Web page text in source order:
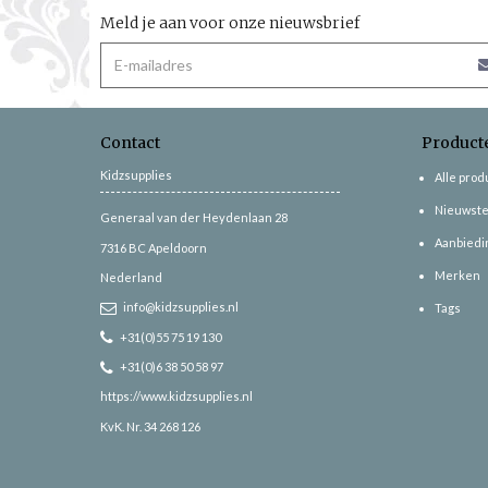
Meld je aan voor onze nieuwsbrief
Contact
Kidzsupplies
Generaal van der Heydenlaan 28
7316 BC Apeldoorn
Nederland
info@kidzsupplies.nl
+31(0)55 75 19 130
+31(0)6 38 50 58 97
https://www.kidzsupplies.nl
KvK. Nr. 34 268 126
Alle
Merken
Tags